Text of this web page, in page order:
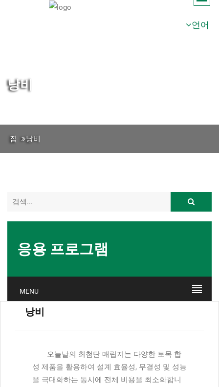
언어
낭비
집 낭비
응용 프로그램
MENU
낭비
오늘날의 최첨단 매립지는 다양한 토목 합
성 제품을 활용하여 설계 효율성, 무결성 및 성능
을 극대화하는 동시에 전체 비용을 최소화합니